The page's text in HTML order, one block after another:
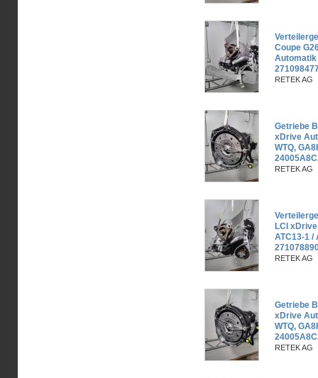
Coupe
Automatik
RETEK AG
Getriebe
xDrive
WTQ,
RETEK AG
LCI
ATC13-1 /
RETEK AG
Getriebe
xDrive
WTQ,
RETEK AG